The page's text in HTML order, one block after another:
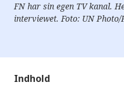
FN har sin egen TV kanal.
interviewet. Foto: UN
Indhold